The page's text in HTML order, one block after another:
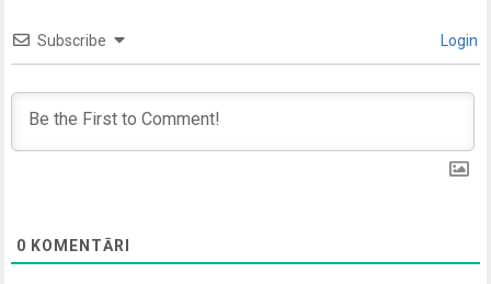
Subscribe Login
0 KOMENTĀRI